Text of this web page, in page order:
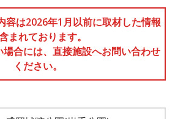
は2026年1月以前に取材した情報
まれております。
合には、直接施設へお問い合わせ
ください。